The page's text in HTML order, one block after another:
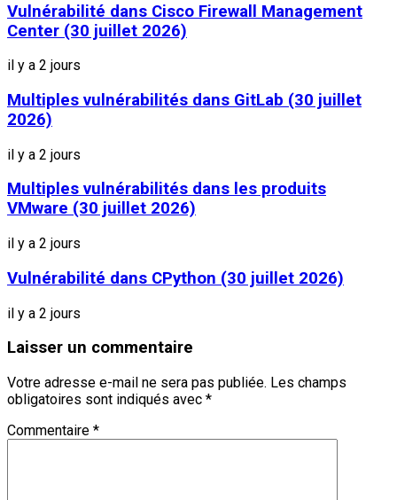
Vulnérabilité dans Cisco Firewall Management
Center (30 juillet 2026)
il y a 2 jours
Multiples vulnérabilités dans GitLab (30 juillet
2026)
il y a 2 jours
Multiples vulnérabilités dans les produits
VMware (30 juillet 2026)
il y a 2 jours
Vulnérabilité dans CPython (30 juillet 2026)
il y a 2 jours
Laisser un commentaire
Votre adresse e-mail ne sera pas publiée. Les champs
obligatoires sont indiqués avec *
Commentaire *